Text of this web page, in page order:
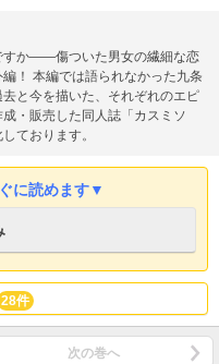
すか――傷ついた男女の繊細な恋
！ 本編では語られなかった九条
と今を描いた、それぞれのエピ
・販売した同人誌「カスミソ
ております。
に読めます▼
28件
次の巻へ